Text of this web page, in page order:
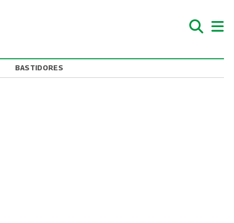
BASTIDORES